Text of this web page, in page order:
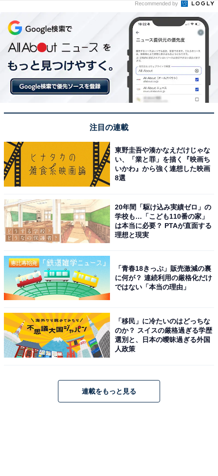
「本番で力を出し切れるように」という願いから、親が
最後のアドバイスをしたくなる気持ちはもっともなも
の。ですが、そうした注意が子どもの足を引っ張ってし
まうこともあるのです。
テストの本番では、ただでさえ緊張して普段の実力を出
しにくくなります。それなのに、本番直前で親に注意さ
れると緊張感はさらに高まります。
だからこそテストには、できる限りいつもどおりのスタ
イルで臨めるようにしてあげましょう。
親は、これまでの子どものがんばりを信じて注意をせず
に送り出す。そのほうが子どもは、自分の力を発揮しや
すくなるのです。
ポイント
・テスト前は、親が焦ることで子どもに余計なプレッシ
ャーをかけてしまうことも
・テスト直前の注意は逆効果。注意に気を取られて本来
の実力を出せなくなる
・テスト本番に「いつもどおり」で臨めるよう、子ども
を信じることが大切
次ページ
子どもが自ら「次はこうしよう」
と考え出す、魔法の問いかけ
Recommended by
注目の連載
東野圭吾や湊かなえだけじゃな
い、「業と罪」を描く『映画ち
いかわ』から強く連想した映画
8選
20年間「駆け込み実績ゼロ」の
学校も…「こども110番の家」
は本当に必要？ PTAが直面する
理想と現実
「青春18きっぷ」販売激減の裏
に何が？ 連続利用の厳格化だけ
ではない「本当の理由」
「移民」に冷たいのはどっちな
のか？ スイスの厳格過ぎる学歴
選別と、日本の曖昧過ぎる外国
人政策
連載をもっと見る